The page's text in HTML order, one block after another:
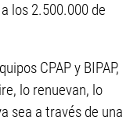
los 2.500.000 de
CPAP y BIPAP,
lo renuevan, lo
sea a través de una